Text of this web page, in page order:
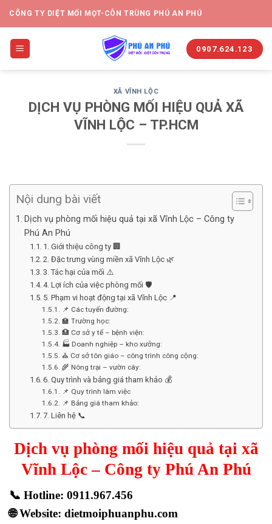
CÔNG TY DIỆT MỐI MỌT-CÔN TRÙNG PHÚ AN PHÚ
0907.624.123
XÃ VĨNH LỘC
DỊCH VỤ PHÒNG MỐI HIỆU QUẢ XÃ
VĨNH LỘC – TP.HCM
Nội dung bài viết
Dịch vụ phòng mối hiệu quả tại xã Vĩnh Lộc – Công ty
Phú An Phú
1. Giới thiệu công ty 🏢
2. Đặc trưng vùng miền xã Vĩnh Lộc 🌿
3. Tác hại của mối ⚠️
4. Lợi ích của việc phòng mối 🛡️
5. Phạm vi hoạt động tại xã Vĩnh Lộc 📍
📌 Các tuyến đường:
🏫 Trường học:
🏥 Cơ sở y tế – bệnh viện:
🏭 Doanh nghiệp – kho xưởng:
⛪ Cơ sở tôn giáo – công trình công cộng:
🌾 Nông trại – vườn cây:
6. Quy trình và bảng giá tham khảo 💰
📌 Quy trình làm việc
📌 Bảng giá tham khảo:
7. Liên hệ 📞
Dịch vụ phòng mối hiệu quả tại xã
Vĩnh Lộc – Công ty Phú An Phú
📞 Hotline: 0911.967.456
🌐Website: dietmoiphuanphu.com